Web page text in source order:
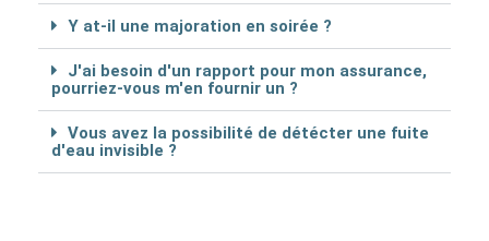
Y at-il une majoration en soirée ?
J'ai besoin d'un rapport pour mon assurance,
pourriez-vous m'en fournir un ?
Vous avez la possibilité de détécter une fuite
d'eau invisible ?